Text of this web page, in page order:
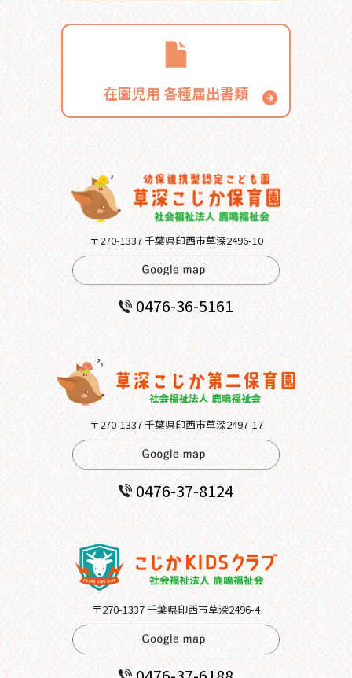
在園児用 各種届出書類
〒270-1337 千葉県印西市草深2496-10
0476-36-5161
〒270-1337 千葉県印西市草深2497-17
0476-37-8124
〒270-1337 千葉県印西市草深2496-4